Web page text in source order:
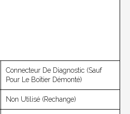
Connecteur De Diagnostic (sauf
Pour Le Boîtier Démonté)
Non Utilisé (rechange)